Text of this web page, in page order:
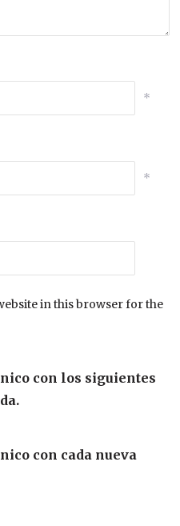
*
*
in this browser for the
con los siguientes
con cada nueva